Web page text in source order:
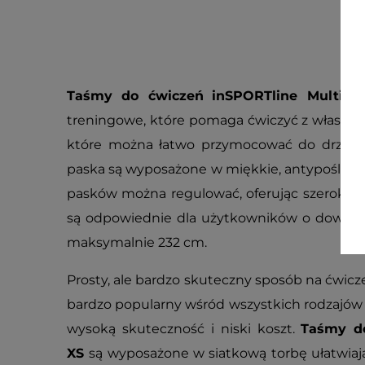
Taśmy do ćwiczeń inSPORTline
treningowe, które pomaga ćwiczyć z własną
które można łatwo przymocować do
paska są wyposażone w miękkie,
pasków można regulować, oferując szeroki
są odpowiednie dla użytkowników o
maksymalnie 232 cm.
Prosty, ale bardzo skuteczny sposób na
bardzo popularny wśród wszystkich
wysoką skuteczność i niski koszt.Taśmy
XSsą wyposażone w siatkową torbę